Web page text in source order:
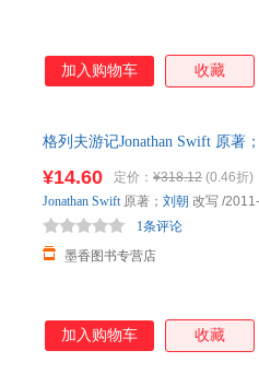
加入购物车 收藏
格列夫游记Jonathan Swift 原著
¥14.60 定价： ¥318.12 (0.46折)
墨香图书专营店
1条评论
Jonathan Swift原著； 刘朝 改写 /
加入购物车 收藏